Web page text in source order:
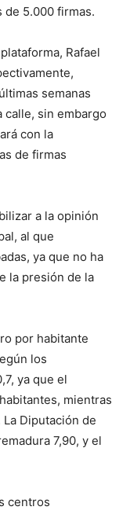
de 5.000 firmas.
Rafael
semanas
calle, sin embargo
con la
de firmas
a la opinión
al que
ya que no ha
la presión de la
por habitante
los
ya que el
mientras
La Diputación de
7,90, y el
centros